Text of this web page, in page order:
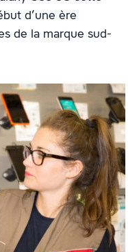
d’une ère
de la marque sud-